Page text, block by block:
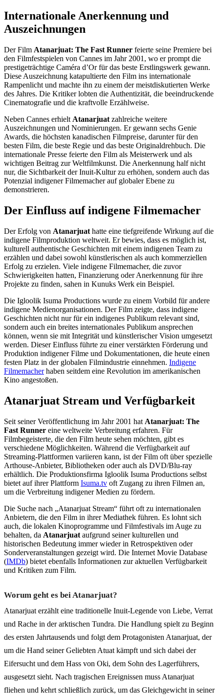
Internationale Anerkennung und
Auszeichnungen
Der Film Atanarjuat: The Fast Runner feierte seine Premiere bei
den Filmfestspielen von Cannes im Jahr 2001, wo er prompt die
prestigeträchtige Caméra d’Or für das beste Erstlingswerk gewann.
Diese Auszeichnung katapultierte den Film ins internationale
Rampenlicht und machte ihn zu einem der meistdiskutierten Werke
des Jahres. Die Kritiker lobten die Authentizität, die beeindruckende
Cinematografie und die kraftvolle Erzählweise.
Neben Cannes erhielt Atanarjuat zahlreiche weitere
Auszeichnungen und Nominierungen. Er gewann sechs Genie
Awards, die höchsten kanadischen Filmpreise, darunter für den
besten Film, die beste Regie und das beste Originaldrehbuch. Die
internationale Presse feierte den Film als Meisterwerk und als
wichtigen Beitrag zur Weltfilmkunst. Die Anerkennung half nicht
nur, die Sichtbarkeit der Inuit-Kultur zu erhöhen, sondern auch das
Potenzial indigener Filmemacher auf globaler Ebene zu
demonstrieren.
Der Einfluss auf indigene Filmemacher
Der Erfolg von Atanarjuat hatte eine tiefgreifende Wirkung auf die
indigene Filmproduktion weltweit. Er bewies, dass es möglich ist,
kulturell authentische Geschichten mit einem indigenen Team zu
erzählen und dabei sowohl künstlerischen als auch kommerziellen
Erfolg zu erzielen. Viele indigene Filmemacher, die zuvor
Schwierigkeiten hatten, Finanzierung oder Anerkennung für ihre
Projekte zu finden, sahen in Kunuks Werk ein Beispiel.
Die Igloolik Isuma Productions wurde zu einem Vorbild für andere
indigene Medienorganisationen. Der Film zeigte, dass indigene
Geschichten nicht nur für ein indigenes Publikum relevant sind,
sondern auch ein breites internationales Publikum ansprechen
können, wenn sie mit Integrität und künstlerischer Vision umgesetzt
werden. Dieser Einfluss führte zu einer verstärkten Förderung und
Produktion indigener Filme und Dokumentationen, die heute einen
festen Platz in der globalen Filmindustrie einnehmen. Indigene
Filmemacherhaben seitdem eine Revolution im amerikanischen
Kino angestoßen.
Atanarjuat Stream und Verfügbarkeit
Seit seiner Veröffentlichung im Jahr 2001 hat Atanarjuat: The
Fast Runner eine weltweite Verbreitung erfahren. Für
Filmbegeisterte, die den Film heute sehen möchten, gibt es
verschiedene Möglichkeiten. Während die Verfügbarkeit auf
Streaming-Plattformen variieren kann, ist der Film oft über spezielle
Arthouse-Anbieter, Bibliotheken oder auch als DVD/Blu-ray
erhältlich. Die Produktionsfirma Igloolik Isuma Productions selbst
bietet auf ihrer Plattform Isuma.tv oft Zugang zu ihren Filmen an,
um die Verbreitung indigener Medien zu fördern.
Die Suche nach „Atanarjuat Stream“ führt oft zu internationalen
Anbietern, die den Film in ihrer Mediathek führen. Es lohnt sich
auch, die lokalen Kinoprogramme und Filmfestivals im Auge zu
behalten, da Atanarjuat aufgrund seiner kulturellen und
historischen Bedeutung immer wieder in Retrospektiven oder
Sonderveranstaltungen gezeigt wird. Die Internet Movie Database
(IMDb) bietet ebenfalls Informationen zur aktuellen Verfügbarkeit
und Kritiken zum Film.
Worum geht es bei Atanarjuat?
Atanarjuat erzählt eine traditionelle Inuit-Legende von Liebe, Verrat
und Rache in der arktischen Tundra. Die Handlung spielt zu Beginn
des ersten Jahrtausends und folgt dem Protagonisten Atanarjuat, der
um die Hand seiner Geliebten Atuat kämpft und sich dabei der
Eifersucht und dem Hass von Oki, dem Sohn des Lagerführers,
ausgesetzt sieht. Nach tragischen Ereignissen muss Atanarjuat
fliehen und kehrt schließlich zurück, um das Gleichgewicht in seiner